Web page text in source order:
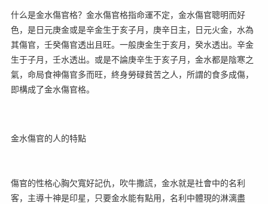
什么是金水傷官格？金水傷官格指命運不定，金水傷官聰明而好
色，是日元庚金或是辛金生于亥子月，庚辛日主，日元火金，水為
其傷官，壬癸傷官透出且旺。一般庚金生于亥月，癸水透出。辛金
生于子月，壬水透出。或是不論庚辛生于亥子月，金水都是陰寒之
氣，命局食神傷官多而旺，終身勞碌貧苦之人，所謂的食多成傷，
即構成了金水傷官格。
金水傷官的人的特點
傷官的性格心胸欠寬好記仇，吹牛撒謊，金水就是社會中的名利
客，主導十神是印星，只要金水能有點用，名利中體現的淋漓盡